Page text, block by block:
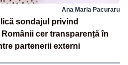
Ana Maria Pacuraru
sondajul privind
cer transparență în
partenerii externi